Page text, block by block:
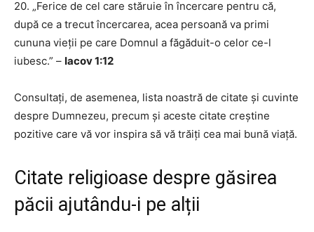
20. „Ferice de cel care stăruie în încercare pentru că,
după ce a trecut încercarea, acea persoană va primi
cununa vieții pe care Domnul a făgăduit-o celor ce-l
iubesc.” – Iacov 1:12
Consultați, de asemenea, lista noastră de citate și cuvinte
despre Dumnezeu, precum și aceste citate creștine
pozitive care vă vor inspira să vă trăiți cea mai bună viață.
Citate religioase despre găsirea
păcii ajutându-i pe alții